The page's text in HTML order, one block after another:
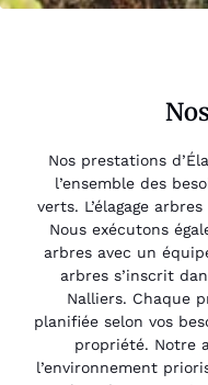
Nos prestations
l’ensemble des
verts. L’élagage
Nous exécutons
arbres avec un
arbres s’inscrit
Nalliers. Chaque
planifiée selon vos
propriété. Notre
l’environnement